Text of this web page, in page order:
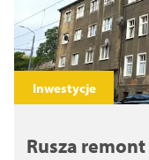
Inwestycje
Rusza